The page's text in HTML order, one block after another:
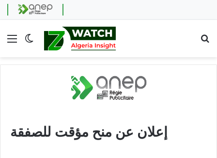
Menu Switch skin
إعلان عن منح مؤقت للصفقة